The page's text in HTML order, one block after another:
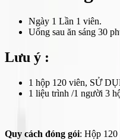
Ngày 1 Lần 1 viên.
Uống sau ăn sáng 30
Lưu ý :
1 hộp 120 viên, SỬ
1 liệu trình /1 người 3
Quy cách đóng gói: Hộp 120